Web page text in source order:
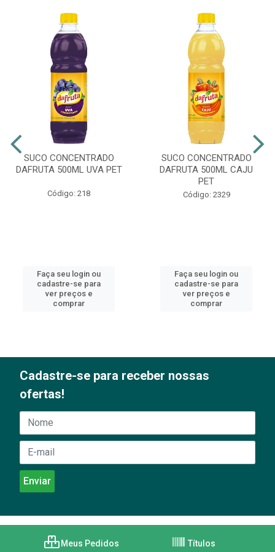
SUCO CONCENTRADO
DAFRUTA 500ML UVA PET
Código: 218
Faça seu login ou
cadastre-se para
ver preços e
comprar
SUCO CONCENTRADO
DAFRUTA 500ML CAJU
PET
Código: 2329
Faça seu login ou
cadastre-se para
ver preços e
comprar
Cadastre-se para receber nossas
ofertas!
Meus Pedidos Títulos